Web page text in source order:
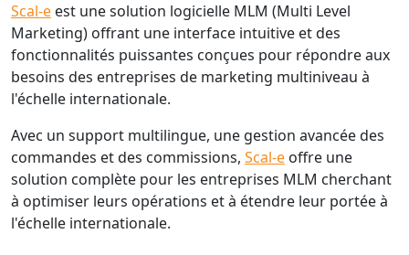
Scal-e est une solution logicielle MLM (Multi Level
Marketing) offrant une interface intuitive et des
fonctionnalités puissantes conçues pour répondre aux
besoins des entreprises de marketing multiniveau à
l'échelle internationale.
Avec un support multilingue, une gestion avancée des
commandes et des commissions, Scal-e offre une
solution complète pour les entreprises MLM cherchant
à optimiser leurs opérations et à étendre leur portée à
l'échelle internationale.